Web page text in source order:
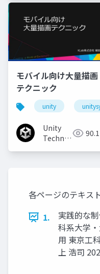
モバイル向け大量描画
テクニック
unity
Unity
Technologies
各ページのテキス
1.
実践的な
科系大学
用 東京工
上 浩司